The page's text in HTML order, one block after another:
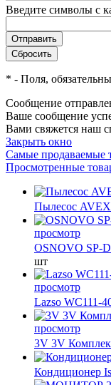
Введите символы с
* - Поля,
Сообщение
Ваше сообщение
Вами свяжется наш
Закрыть окно
Самые продаваемые
Просмотренные
Пылесос
просмотр
OSNOVO SP-
шт
просмотр
Lazso WC111-
просмотр
3V 3V
Кондиционер